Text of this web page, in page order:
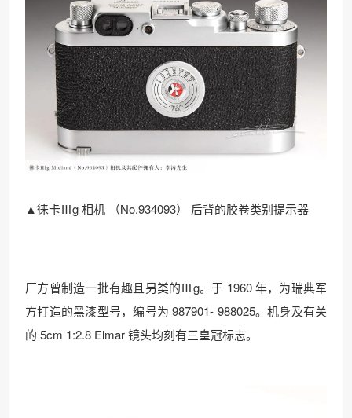
▲徕卡Ⅲg 相机 （No.934093） 后背的胶卷类别提示器
厂方曾制造一批有趣且另类的Ⅲg。于 1960 年，为瑞典军
方打造的黑漆型号，编号为 987901- 988025。机身及有关
的 5cm 1:2.8 Elmar 镜头均刻有三皇冠标志。